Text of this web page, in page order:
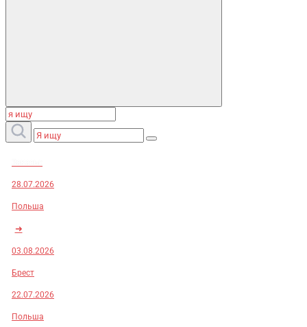
28.07.2026
Польша
➜
03.08.2026
Брест
22.07.2026
Польша